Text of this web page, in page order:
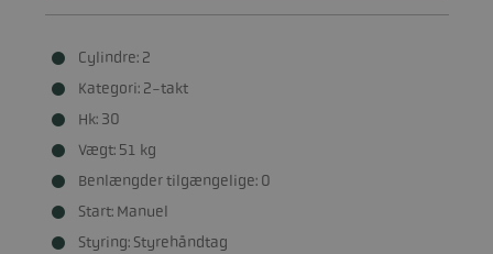
Cylindre: 2
Kategori: 2-takt
Hk: 30
Vægt: 51 kg
Benlængder tilgængelige: 0
Start: Manuel
Styring: Styrehåndtag